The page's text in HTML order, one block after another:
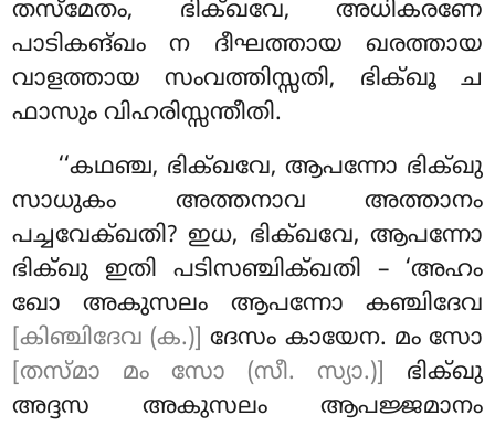
തസ്മേതം, ഭിക്ഖവേ, അധികരണേ
പാടികങ്ഖം ന ദീഘത്തായ ഖരത്തായ
വാളത്തായ സംവത്തിസ്സതി, ഭിക്ഖൂ ച
ഫാസും വിഹരിസ്സന്തീതി.
‘‘കഥഞ്ച, ഭിക്ഖവേ, ആപന്നോ ഭിക്ഖു
സാധുകം അത്തനാവ അത്താനം
പച്ചവേക്ഖതി? ഇധ, ഭിക്ഖവേ, ആപന്നോ
ഭിക്ഖു ഇതി പടിസഞ്ചിക്ഖതി – ‘അഹം
ഖോ അകുസലം ആപന്നോ കഞ്ചിദേവ
[കിഞ്ചിദേവ (ക.)] ദേസം കായേന. മം സോ
[തസ്മാ മം സോ (സീ. സ്യാ.)]
ഭിക്ഖു
അദ്ദസ അകുസലം ആപജ്ജമാനം